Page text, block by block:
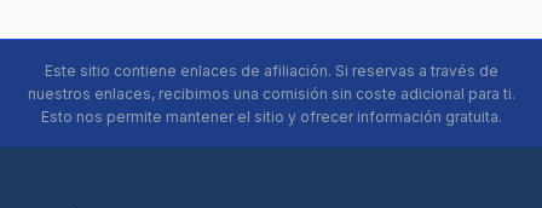
Este sitio contiene enlaces de afiliación. Si reservas a través de
nuestros enlaces, recibimos una comisión sin coste adicional para ti.
Esto nos permite mantener el sitio y ofrecer información gratuita.